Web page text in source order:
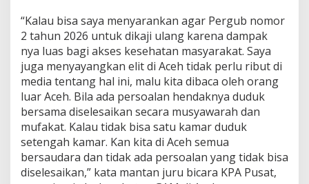
“Kalau bisa saya menyarankan agar Pergub nomor
2 tahun 2026 untuk dikaji ulang karena dampak
nya luas bagi akses kesehatan masyarakat. Saya
juga menyayangkan elit di Aceh tidak perlu ribut di
media tentang hal ini, malu kita dibaca oleh orang
luar Aceh. Bila ada persoalan hendaknya duduk
bersama diselesaikan secara musyawarah dan
mufakat. Kalau tidak bisa satu kamar duduk
setengah kamar. Kan kita di Aceh semua
bersaudara dan tidak ada persoalan yang tidak bisa
diselesaikan,” kata mantan juru bicara KPA Pusat,